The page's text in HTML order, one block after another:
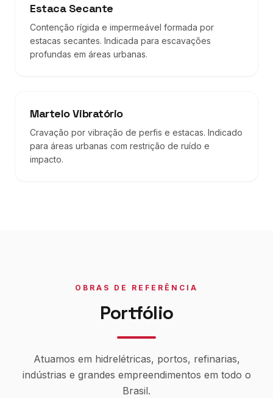
Estaca Secante
Contenção rígida e impermeável formada por
estacas secantes. Indicada para escavações
profundas em áreas urbanas.
Martelo Vibratório
Cravação por vibração de perfis e estacas. Indicado
para áreas urbanas com restrição de ruído e
impacto.
OBRAS DE REFERÊNCIA
Portfólio
Atuamos em hidrelétricas, portos, refinarias,
indústrias e grandes empreendimentos em todo o
Brasil.